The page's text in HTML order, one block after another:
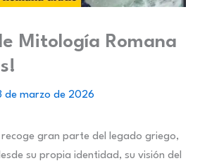
Mitología Romana
de marzo de 2026
gran parte del legado griego,
su propia identidad, su visión del